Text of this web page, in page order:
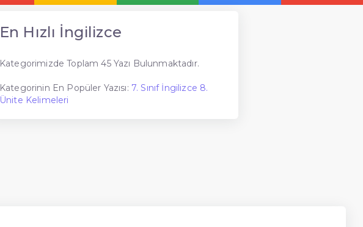
En Hızlı İngilizce
Kategorimizde Toplam 45 Yazı Bulunmaktadır.
Kategorinin En Popüler Yazısı: 7. Sınıf İngilizce 8.
Ünite Kelimeleri